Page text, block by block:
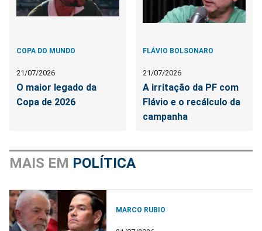
COPA DO MUNDO
21/07/2026
O maior legado da
Copa de 2026
FLÁVIO BOLSONARO
21/07/2026
A irritação da PF com
Flávio e o recálculo da
campanha
MAIS EM POLÍTICA
MARCO RUBIO